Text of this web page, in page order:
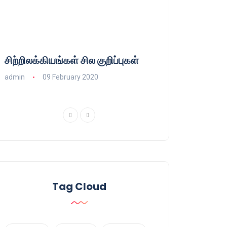
சிற்றிலக்கியங்கள் சில குறிப்புகள்
admin 09 February 2020
Tag Cloud